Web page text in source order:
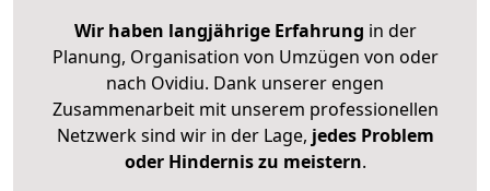
Wir haben langjährige Erfahrung in der
Planung, Organisation von Umzügen von oder
nach Ovidiu. Dank unserer engen
Zusammenarbeit mit unserem professionellen
Netzwerk sind wir in der Lage, jedes Problem
oder Hindernis zu meistern.